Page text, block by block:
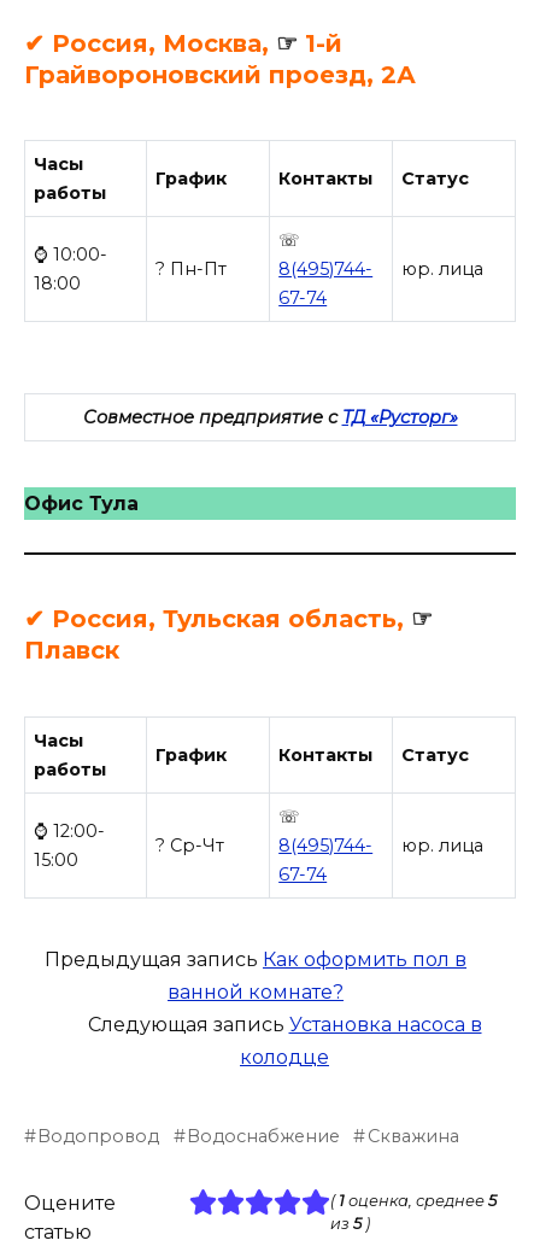
✔ Россия, Москва, ☞ 1-й
Грайвороновский проезд, 2А
Часы
работы
График Контакты Статус
⌚ 10:00-
18:00
? Пн-Пт
☏
8(495)744-
67-74
юр. лица
Совместное предприятие с ТД «Русторг»
Офис Тула
✔ Россия, Тульская область, ☞
Плавск
Часы
работы
График Контакты Статус
⌚ 12:00-
15:00
? Ср-Чт
☏
8(495)744-
67-74
юр. лица
Предыдущая запись Как оформить пол в
ванной комнате?
Следующая запись Установка насоса в
колодце
Водопровод Водоснабжение Скважина
Оцените
статью
( 1оценка, среднее 5
из 5)